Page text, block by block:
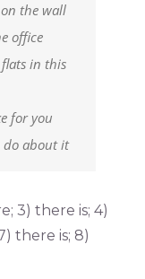
on the wall
office
flats in this
for you
do about it
3) there is; 4)
there is; 8)